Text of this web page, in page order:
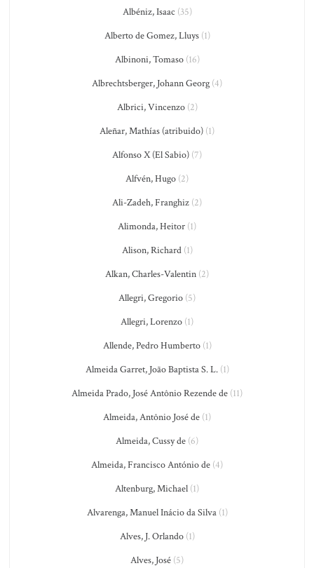
Albéniz, Isaac (35)
Alberto de Gomez, Lluys(1)
Albinoni, Tomaso(16)
Albrechtsberger, Johann Georg (4)
Albrici, Vincenzo(2)
Aleñar, Mathías (atribuido) (1)
Alfonso X (El Sabio) (7)
Alfvén, Hugo (2)
Ali-Zadeh, Franghiz (2)
Alimonda, Heitor (1)
Alison, Richard(1)
Alkan, Charles-Valentin (2)
Allegri, Gregorio (5)
Allegri, Lorenzo (1)
Allende, Pedro Humberto(1)
Almeida Garret, João Baptista S. L.(1)
Almeida Prado, José Antônio Rezende de (11)
Almeida, Antônio José de (1)
Almeida, Cussy de (6)
Almeida, Francisco António de (4)
Altenburg, Michael (1)
Alvarenga, Manuel Inácio da Silva(1)
Alves, J. Orlando(1)
Alves, José (5)